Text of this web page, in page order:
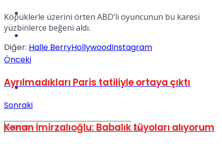
Kadınca
Dünya
Köpüklerle üzerini örten ABD’li oyuncunun bu karesi
yüzbinlerce beğeni aldı.
Diğer: Halle BerryHollywoodInstagram
Önceki
Ayrılmadıkları Paris tatiliyle ortaya çıktı
Sonraki
Kenan İmirzalıoğlu: Babalık tüyoları alıyorum